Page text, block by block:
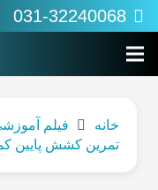
031-32240068
خانه
فیلم
تمرین کشش پایین